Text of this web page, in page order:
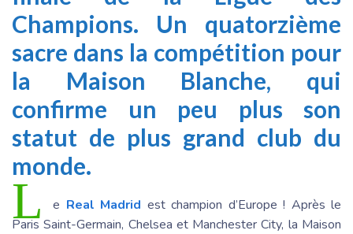
Champions. Un quatorzième
sacre dans la compétition pour
la Maison Blanche, qui
confirme un peu plus son
statut de plus grand club du
monde.
L e Real Madrid est champion d’Europe ! Après le
Paris Saint-Germain, Chelsea et Manchester City, la Maison